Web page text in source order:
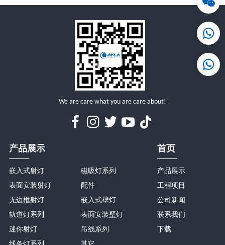
We are care what you are care about!
产品展示
嵌入式射灯
表面安装射灯
无边框射灯
轨道灯系列
迷你射灯
磁吸灯系列
配件
嵌入式壁灯
表面安装壁灯
吊线系列
首页
产品展示
工程项目
公司新闻
联系我们
下载